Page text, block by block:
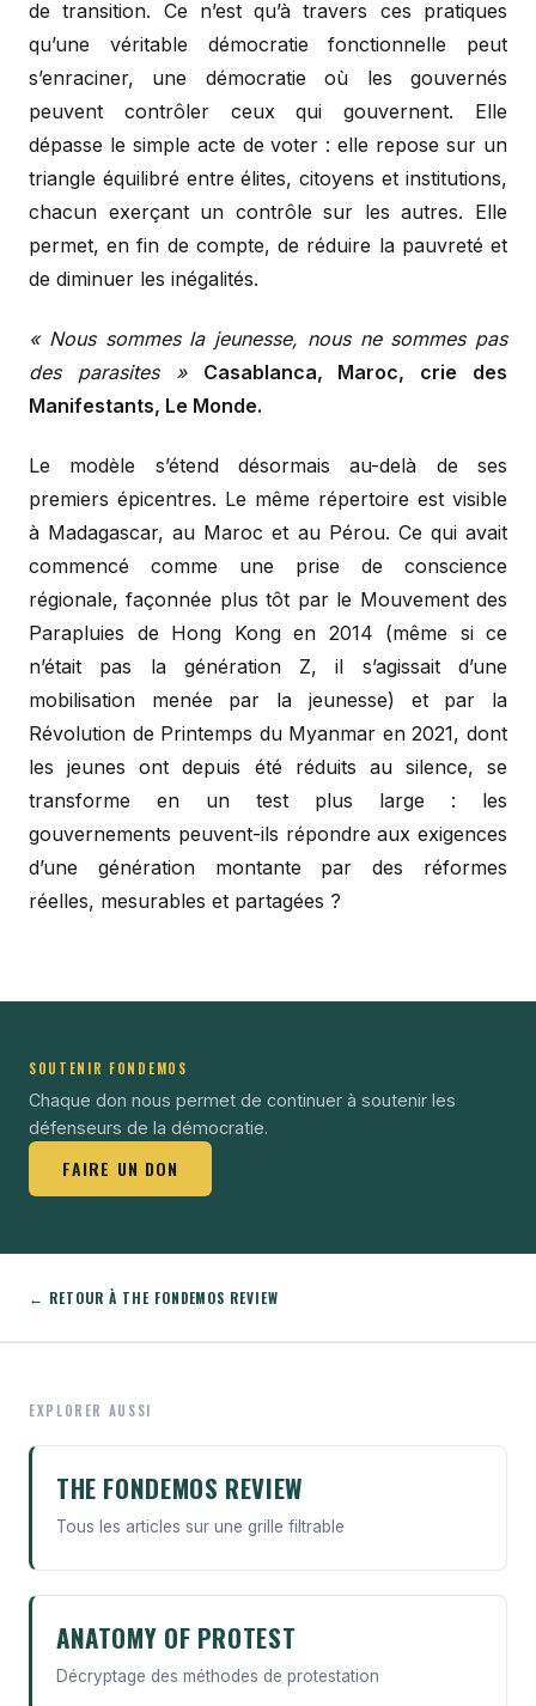
de transition. Ce n’est qu’à travers ces pratiques
qu’une véritable démocratie fonctionnelle peut
s’enraciner, une démocratie où les gouvernés
peuvent contrôler ceux qui gouvernent. Elle
dépasse le simple acte de voter : elle repose sur un
triangle équilibré entre élites, citoyens et institutions,
chacun exerçant un contrôle sur les autres. Elle
permet, en fin de compte, de réduire la pauvreté et
de diminuer les inégalités.
« Nous sommes la jeunesse, nous ne sommes pas
des parasites »
Casablanca, Maroc, crie des
Manifestants, Le Monde.
Le modèle s’étend désormais au-delà de ses
premiers épicentres. Le même répertoire est visible
à Madagascar, au Maroc et au Pérou. Ce qui avait
commencé comme une prise de conscience
régionale, façonnée plus tôt par le Mouvement des
Parapluies de Hong Kong en 2014 (même si ce
n’était pas la génération Z, il s’agissait d’une
mobilisation menée par la jeunesse) et par la
Révolution de Printemps du Myanmar en 2021, dont
les jeunes ont depuis été réduits au silence, se
transforme en un test plus large : les
gouvernements peuvent-ils répondre aux exigences
d’une génération montante par des réformes
réelles, mesurables et partagées ?
SOUTENIR FONDEMOS
Chaque don nous permet de continuer à soutenir les
défenseurs de la démocratie.
FAIRE UN DON
← RETOUR À THE FONDEMOS REVIEW
EXPLORER AUSSI
THE FONDEMOS REVIEW
Tous les articles sur une grille filtrable
ANATOMY OF PROTEST
Décryptage des méthodes de protestation